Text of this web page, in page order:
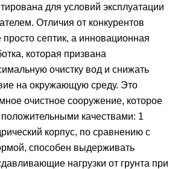
для условий эксплуатации
Отличия от конкурентов
септик, а инновационная
которая призвана
очистку вод и снижать
на окружающую среду. Это
очистное сооружение, которое
качествами: 1
корпус, по сравнению с
способен выдерживать
нагрузки от грунта при